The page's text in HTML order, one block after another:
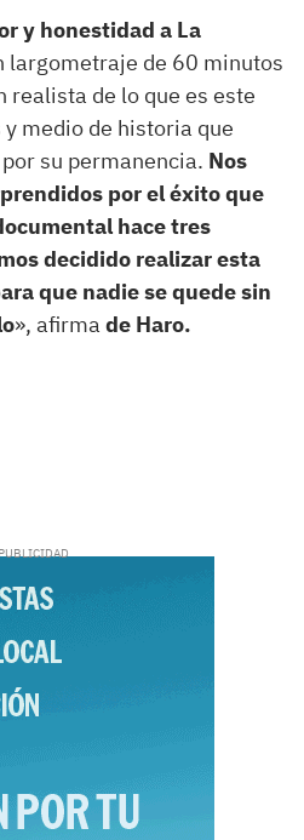
y honestidad a La
largometraje de 60 minutos
realista de lo que es este
medio de historia que
su permanencia. Nos
por el éxito que
hace tres
decidido realizar esta
que nadie se quede sin
», afirma de Haro.